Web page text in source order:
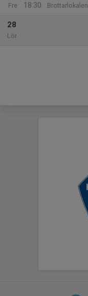
Fre
18:30
28
Lör